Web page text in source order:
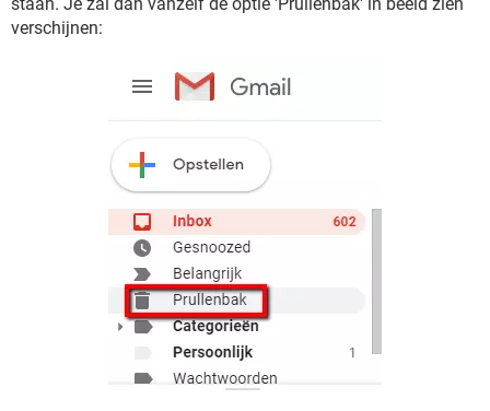
staan. Je zal dan vanzelf de optie 'Prullenbak' in beeld zien
verschijnen: